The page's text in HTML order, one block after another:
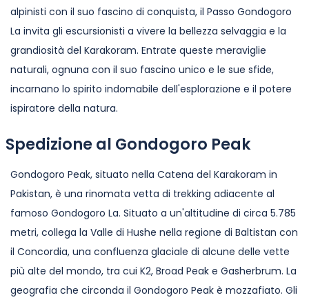
alpinisti con il suo fascino di conquista, il Passo Gondogoro
La invita gli escursionisti a vivere la bellezza selvaggia e la
grandiosità del Karakoram. Entrate queste meraviglie
naturali, ognuna con il suo fascino unico e le sue sfide,
incarnano lo spirito indomabile dell'esplorazione e il potere
ispiratore della natura.
Spedizione al Gondogoro Peak
Gondogoro Peak, situato nella Catena del Karakoram in
Pakistan, è una rinomata vetta di trekking adiacente al
famoso Gondogoro La. Situato a un'altitudine di circa 5.785
metri, collega la Valle di Hushe nella regione di Baltistan con
il Concordia, una confluenza glaciale di alcune delle vette
più alte del mondo, tra cui K2, Broad Peak e Gasherbrum. La
geografia che circonda il Gondogoro Peak è mozzafiato. Gli